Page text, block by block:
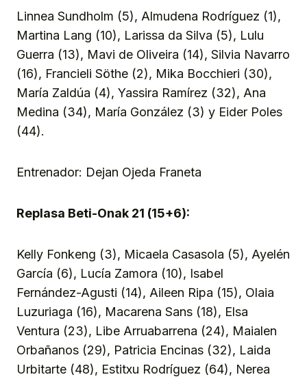
Linnea Sundholm (5), Almudena Rodríguez (1),
Martina Lang (10), Larissa da Silva (5), Lulu
Guerra (13), Mavi de Oliveira (14), Silvia Navarro
(16), Francieli Söthe (2), Mika Bocchieri (30),
María Zaldúa (4), Yassira Ramírez (32), Ana
Medina (34), María González (3) y Eider Poles
(44).
Entrenador: Dejan Ojeda Franeta
Replasa Beti-Onak 21 (15+6):
Kelly Fonkeng (3), Micaela Casasola (5), Ayelén
García (6), Lucía Zamora (10), Isabel
Fernández-Agusti (14), Aileen Ripa (15), Olaia
Luzuriaga (16), Macarena Sans (18), Elsa
Ventura (23), Libe Arruabarrena (24), Maialen
Orbañanos (29), Patricia Encinas (32), Laida
Urbitarte (48), Estitxu Rodríguez (64), Nerea